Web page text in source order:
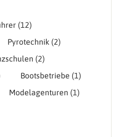
(12)
Pyrotechnik (2)
(2)
Bootsbetriebe (1)
Modelagenturen (1)